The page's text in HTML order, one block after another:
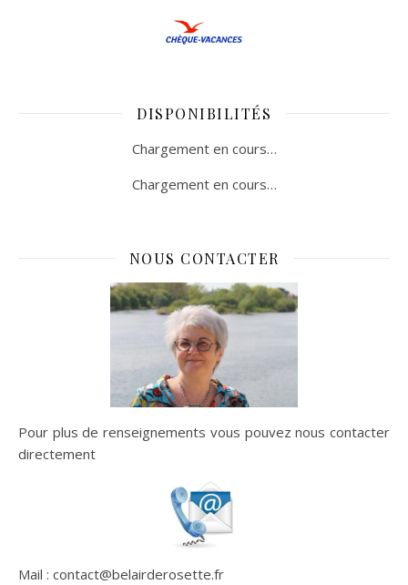
DISPONIBILITÉS
Chargement en cours…
Chargement en cours…
NOUS CONTACTER
Pour plus de renseignements vous pouvez nous contacter
directement
Mail : contact@belairderosette.fr